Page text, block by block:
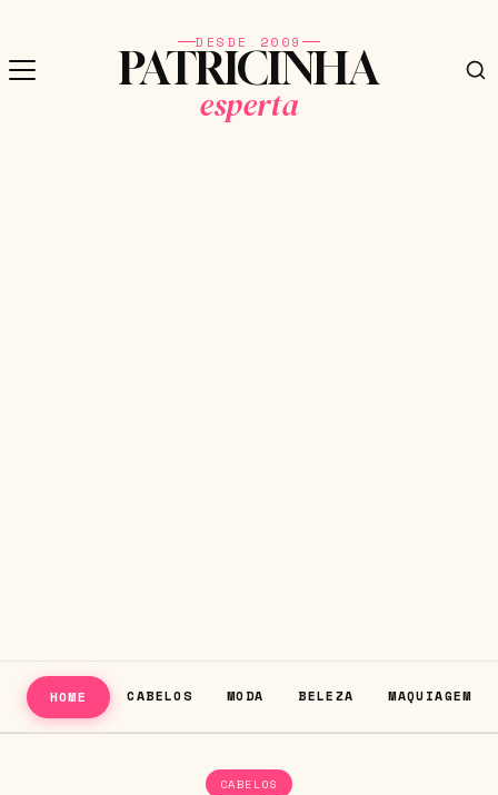
DESDE 2009
PATRICINHA
esperta
HOME CABELOS MODA BELEZA MAQUIAGEM
CABELOS